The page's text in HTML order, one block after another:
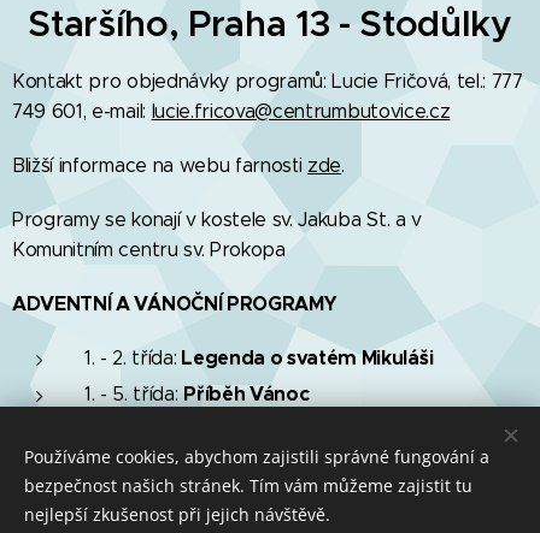
Staršího, Praha 13 - Stodůlky
Kontakt pro objednávky programů: Lucie Fričová, tel.: 777
749 601, e-mail: lucie.fricova@centrumbutovice.cz
Bližší informace na webu farnosti zde.
Programy se konají v kostele sv. Jakuba St. a v
Komunitním centru sv. Prokopa
ADVENTNÍ A VÁNOČNÍ PROGRAMY
1. - 2. třída: Legenda o svatém Mikuláši
1. - 5. třída: Příběh Vánoc
Používáme cookies, abychom zajistili správné fungování a
bezpečnost našich stránek. Tím vám můžeme zajistit tu
nejlepší zkušenost při jejich návštěvě.